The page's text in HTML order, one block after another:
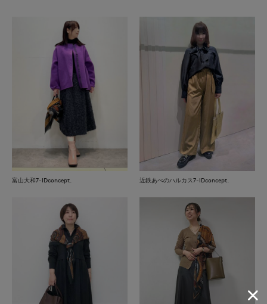
富山大和7-IDconcept. 近鉄あべのハルカス7-IDconcept.